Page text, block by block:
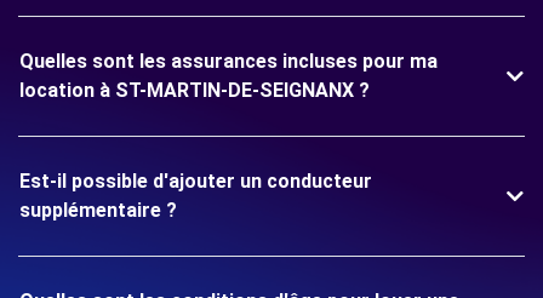
Quelles sont les assurances incluses pour ma
location à ST-MARTIN-DE-SEIGNANX ?
Est-il possible d'ajouter un conducteur
supplémentaire ?